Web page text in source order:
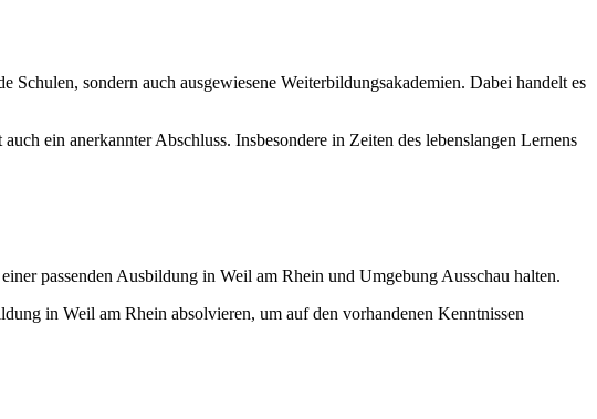
sondern auch ausgewiesene Weiterbildungsakademien. Dabei handelt es
ein anerkannter Abschluss. Insbesondere in Zeiten des lebenslangen Lernens
passenden Ausbildung in Weil am Rhein und Umgebung Ausschau halten.
in Weil am Rhein absolvieren, um auf den vorhandenen Kenntnissen